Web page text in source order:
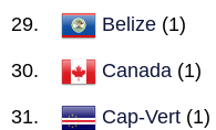
Belize (1)
Canada (1)
Cap-Vert (1)